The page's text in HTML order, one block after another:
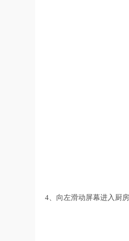
4、向左滑动屏幕进入厨